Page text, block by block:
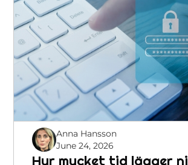
Anna Hansson
June 24, 2026
Hur mycket tid lägger ni